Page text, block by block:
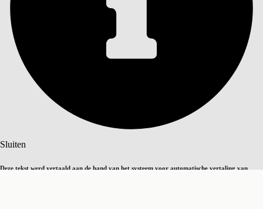
Sluiten
Deze tekst werd vertaald aan de hand van het systeem voor automatische vertaling van
Zoeken